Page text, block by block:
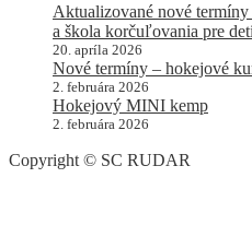
Aktualizované nové
a škola korčuľovania pre deti
20. apríla 2026
Nové termíny – hokejové
2. februára 2026
Hokejový MINI kemp
2. februára 2026
Copyright © SC RUDAR